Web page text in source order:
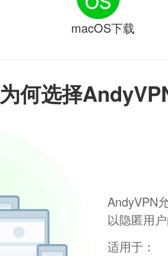
为何选择
AndyVPN
以隐匿用
适用于：
macOS下载